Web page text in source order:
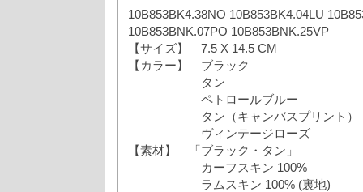
10B853BK4.38NO 10B853BK4.04LU
10B853BNK.07PO 10B853BNK.25VP
【サイズ】 7.5 X 14.5 CM
【カラー】 ブラック
タン
ペトロールブルー
タン（キャンバスプリント）
ヴィンテージローズ
【素材】 「ブラック・タン」
カーフスキン 100%
ラムスキン 100% (裏地)